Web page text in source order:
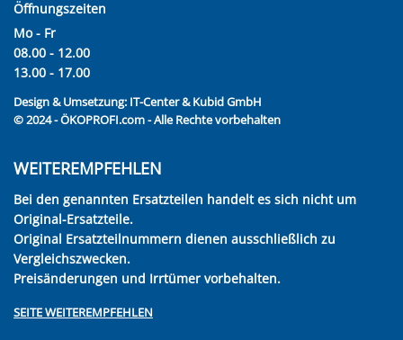
Öffnungszeiten
Mo - Fr
08.00 - 12.00
13.00 - 17.00
Design & Umsetzung: IT-Center & Kubid GmbH
© 2024 - ÖKOPROFI.com - Alle Rechte vorbehalten
WEITEREMPFEHLEN
Bei den genannten Ersatzteilen handelt es sich nicht um
Original-Ersatzteile.
Original Ersatzteilnummern dienen ausschließlich zu
Vergleichszwecken.
Preisänderungen und Irrtümer vorbehalten.
SEITE WEITEREMPFEHLEN